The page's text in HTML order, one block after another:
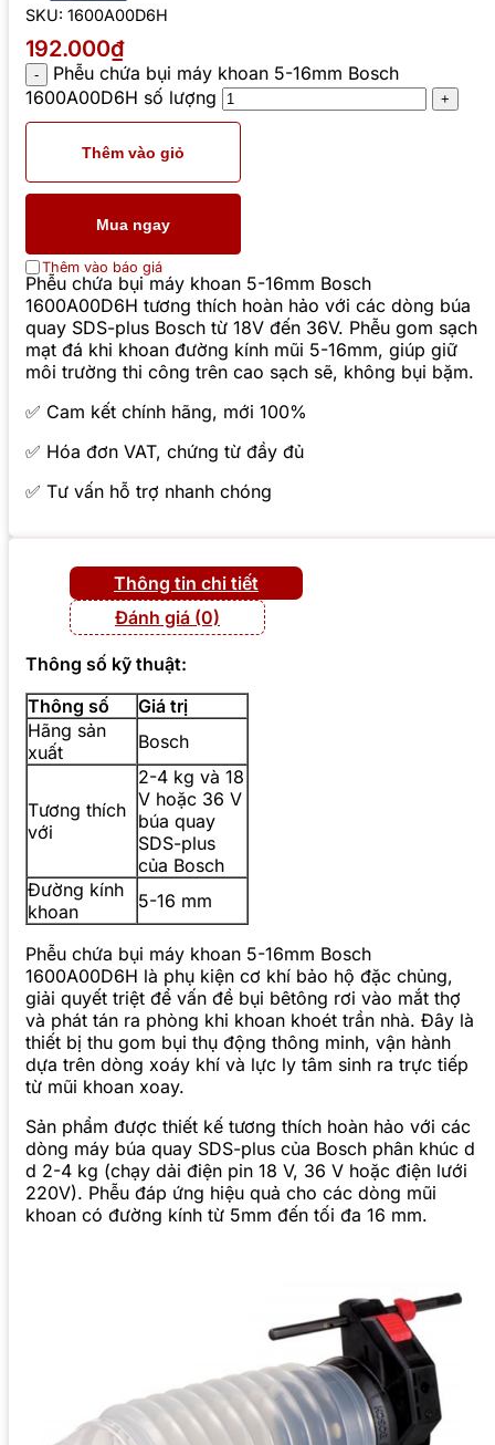
SKU: 1600A00D6H
192.000₫
Phễu chứa bụi máy khoan 5-16mm Bosch
1600A00D6H số lượng
Thêm vào giỏ
Mua ngay
Thêm vào báo giá
Phễu chứa bụi máy khoan 5-16mm Bosch
1600A00D6H tương thích hoàn hảo với các dòng búa
quay SDS-plus Bosch từ 18V đến 36V. Phễu gom sạch
mạt đá khi khoan đường kính mũi 5-16mm, giúp giữ
môi trường thi công trên cao sạch sẽ, không bụi bặm.
✅ Cam kết chính hãng, mới 100%
✅ Hóa đơn VAT, chứng từ đầy đủ
✅ Tư vấn hỗ trợ nhanh chóng
Thông tin chi tiết
Đánh giá (0)
Thông số kỹ thuật:
Thông số
Giá trị
Hãng sản
xuất
Bosch
Tương thích
với
2-4 kg và 18
V hoặc 36 V
búa quay
SDS-plus
của Bosch
Đường kính
khoan
5-16 mm
Phễu chứa bụi máy khoan 5-16mm Bosch
1600A00D6H là phụ kiện cơ khí bảo hộ đặc chủng,
giải quyết triệt để vấn đề bụi bêtông rơi vào mắt thợ
và phát tán ra phòng khi khoan khoét trần nhà. Đây là
thiết bị thu gom bụi thụ động thông minh, vận hành
dựa trên dòng xoáy khí và lực ly tâm sinh ra trực tiếp
từ mũi khoan xoay.
Sản phẩm được thiết kế tương thích hoàn hảo với các
dòng máy búa quay SDS-plus của Bosch phân khúc d
d 2-4 kg (chạy dải điện pin 18 V, 36 V hoặc điện lưới
220V). Phễu đáp ứng hiệu quả cho các dòng mũi
khoan có đường kính từ 5mm đến tối đa 16 mm.